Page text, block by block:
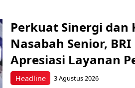
Headline
Perkuat Sinergi dan
Nasabah Senior,
Apresiasi Layanan
3 Agustus 2026